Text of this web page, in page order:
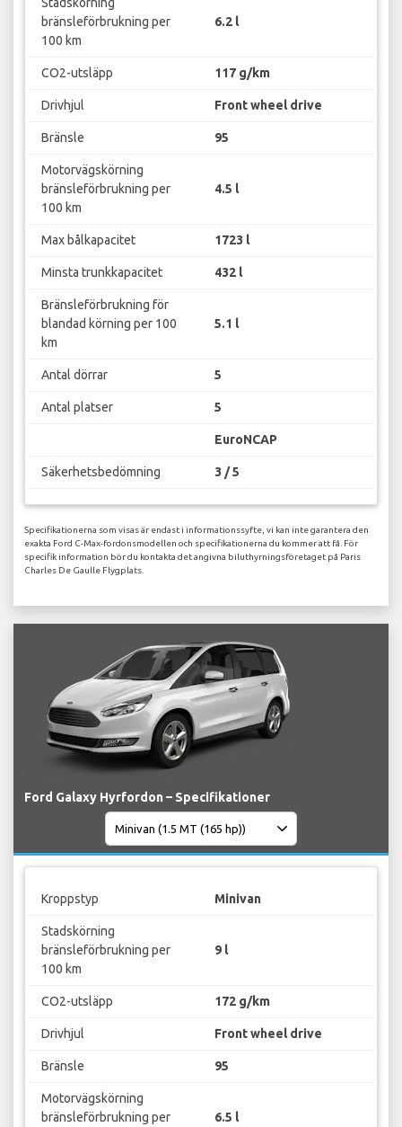
bränsleförbrukning per
100 km
6.2 l
CO2-utsläpp 117 g/km
Drivhjul Front wheel drive
Bränsle 95
Motorvägskörning
bränsleförbrukning per
100 km
4.5 l
Max bålkapacitet 1723 l
Minsta trunkkapacitet 432 l
Bränsleförbrukning för
blandad körning per 100
km
5.1 l
Antal dörrar 5
Antal platser 5
EuroNCAP
Säkerhetsbedömning 3 / 5
Specifikationerna som visas är endast i informationssyfte, vi kan inte garantera den
exakta Ford C-Max-fordonsmodellen och specifikationerna du kommer att få. För
specifik information bör du kontakta det angivna biluthyrningsföretaget på Paris
Charles De Gaulle Flygplats.
Ford Galaxy Hyrfordon – Specifikationer
Kroppstyp Minivan
Stadskörning
bränsleförbrukning per
100 km
9 l
CO2-utsläpp 172 g/km
Drivhjul Front wheel drive
Bränsle 95
Motorvägskörning
bränsleförbrukning per
6.5 l